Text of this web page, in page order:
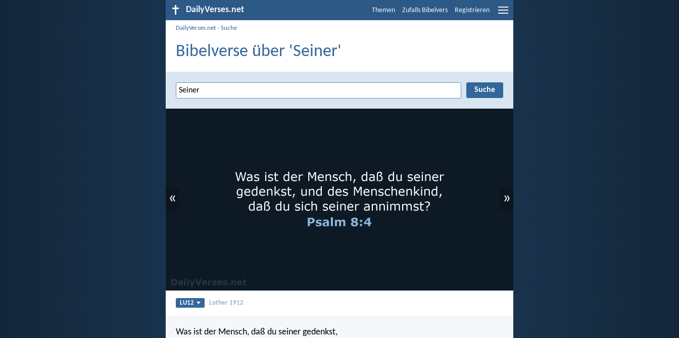
DailyVerses.net Themen Zufalls Bibelvers Registrieren
DailyVerses.net ›Suche
Bibelverse über 'Seiner'
« »
LU12 Luther 1912
Was ist der Mensch, daß du seiner gedenkst,